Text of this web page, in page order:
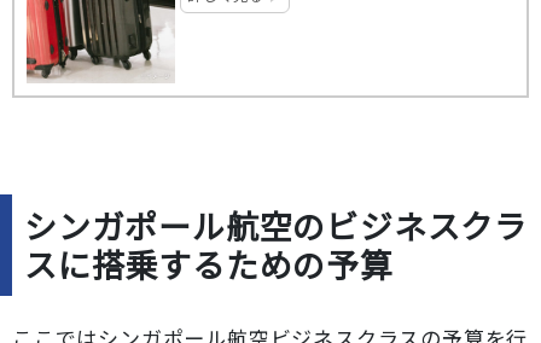
シンガポール航空のビジネスクラ
スに搭乗するための予算